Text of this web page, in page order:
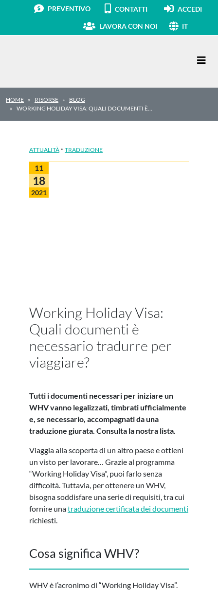
PREVENTIVO CONTATTI ACCEDI
LAVORA CON NOI IT
HOME RISORSE
BLOG
WORKING HOLIDAY VISA: QUALI DOCUMENTI È…
ATTUALITÀ · TRADUZIONE
11
18
2021
Working Holiday Visa:
Quali documenti è
necessario tradurre per
viaggiare?
Tutti i documenti necessari per iniziare un
WHV vanno legalizzati, timbrati ufficialmente
e, se necessario, accompagnati da una
traduzione giurata. Consulta la nostra lista.
Viaggia alla scoperta di un altro paese e ottieni
un visto per lavorare… Grazie al programma
“Working Holiday Visa”, puoi farlo senza
difficoltà. Tuttavia, per ottenere un WHV,
bisogna soddisfare una serie di requisiti, tra cui
fornire unatraduzione certificata dei documenti
richiesti.
Cosa significa WHV?
WHV è l’acronimo di “Working Holiday Visa”.